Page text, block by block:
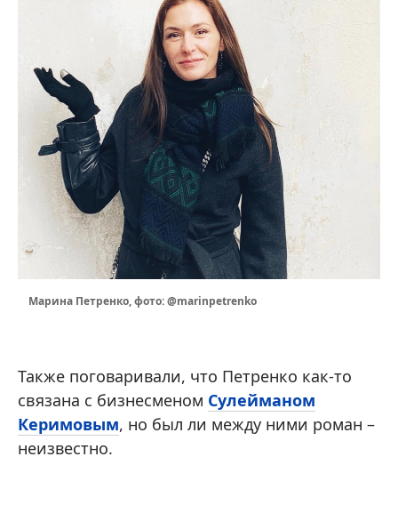
Марина Петренко, фото: @marinpetrenko
Также поговаривали, что Петренко как-то
связана с бизнесменом Сулейманом
Керимовым, но был ли между ними роман –
неизвестно.